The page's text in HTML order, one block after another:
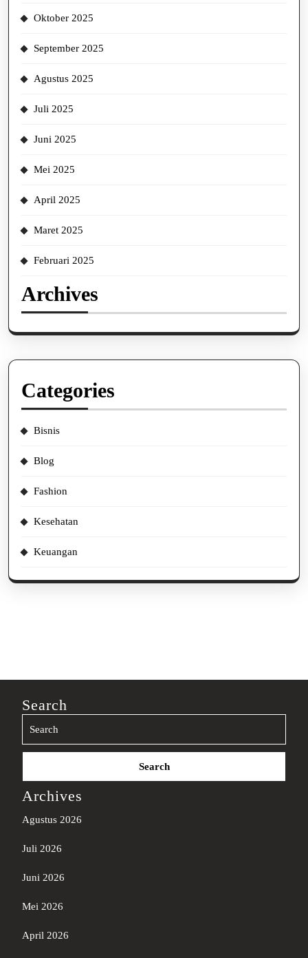
Oktober 2025
September 2025
Agustus 2025
Juli 2025
Juni 2025
Mei 2025
April 2025
Maret 2025
Februari 2025
Archives
Categories
Bisnis
Blog
Fashion
Kesehatan
Keuangan
Search
Search
Archives
Agustus 2026
Juli 2026
Juni 2026
Mei 2026
April 2026